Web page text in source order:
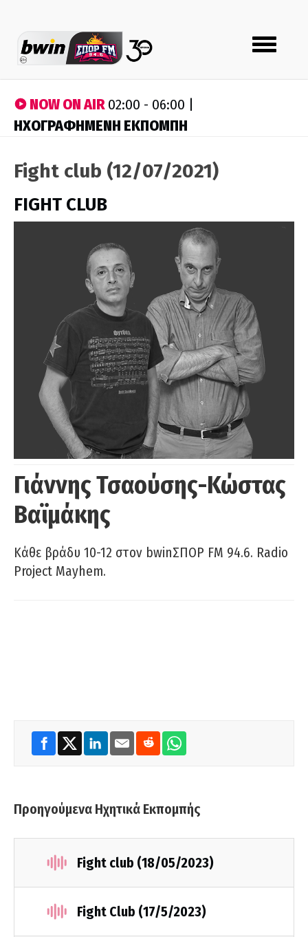
Toggle
navigation
NOW ON AIR02:00 - 06:00 |
ΗΧΟΓΡΑΦΗΜΕΝΗ ΕΚΠΟΜΠΗ
Fight club (12/07/2021)
FIGHT CLUB
Γιάννης Τσαούσης-Κώστας
Βαϊμάκης
Κάθε βράδυ 10-12 στον bwinΣΠΟΡ FM 94.6. Radio
Project Mayhem.
Προηγούμενα Ηχητικά Εκπομπής
Fight club (18/05/2023)
Fight Club (17/5/2023)